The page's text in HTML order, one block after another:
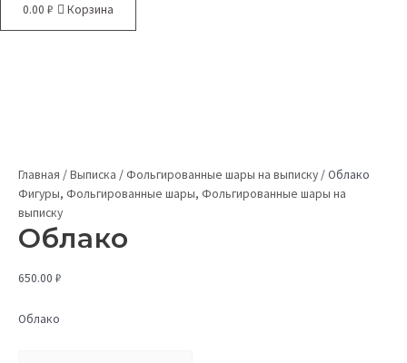
0.00 ₽ Корзина
Главная /Выписка /Фольгированные шары на выписку /Облако
Фигуры, Фольгированные шары, Фольгированные шары на
выписку
Облако
650.00 ₽
Облако